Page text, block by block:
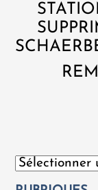
Catégories